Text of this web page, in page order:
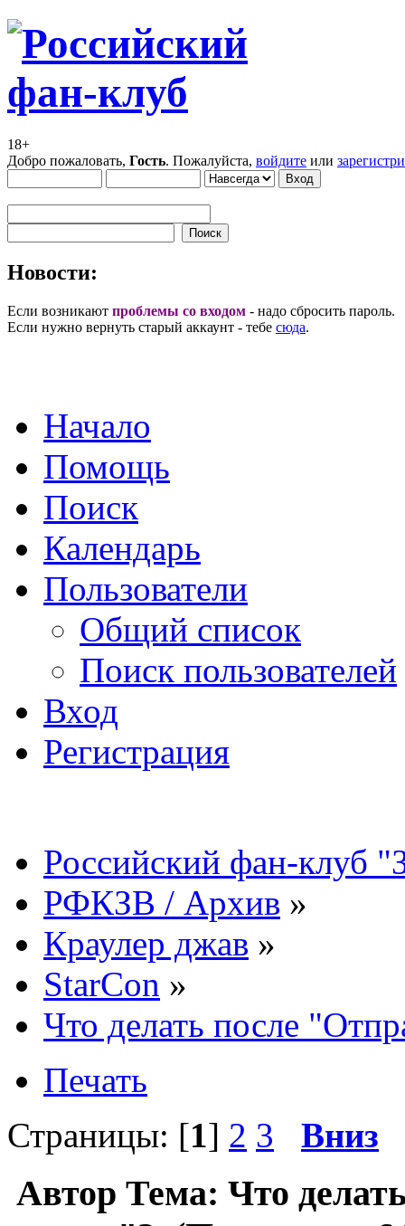
18+
Добро пожаловать, Гость. Пожалуйста, войдите или
Новости:
Если возникают проблемы со входом - надо сбросить пароль.
Если нужно вернуть старый аккаунт - тебе сюда.
Начало
Помощь
Поиск
Календарь
Пользователи
Общий список
Поиск пользователей
Вход
Регистрация
Российский фан-клуб
РФКЗВ / Архив »
Краулер джав »
StarCon »
Что делать после
Печать
Страницы: [1] 2 3 Вниз
Автор Тема: Что